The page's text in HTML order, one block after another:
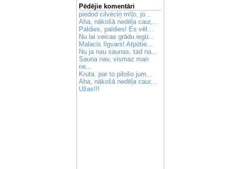
Pēdējie komentāri
piedod cilvēciņ mīļo, jo...
Aha, nākošā nedēļa caur,...
Paldies, paldies! Es vēl...
Nu lai veicas grādu iegū...
Malacis Ilgvars! Atpūtie...
Nu ja nau saunas, tad na...
Sauna nav, vismaz man
ne...
Kruta. par to pilošo jum...
Aha, nākošā nedēļa caur,...
Užas!!!